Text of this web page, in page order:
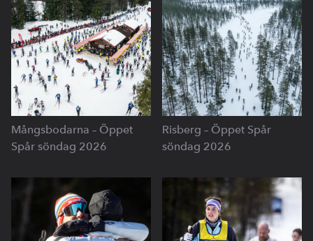
Mångsbodarna – Öppet
Spår söndag 2026
Risberg – Öppet Spår
söndag 2026